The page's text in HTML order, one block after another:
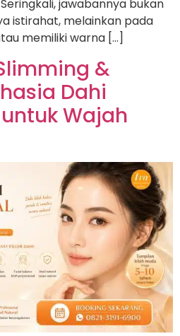
jawabannya bukan
istirahat, melainkan pada
memiliki warna […]
&
Dahi
Wajah